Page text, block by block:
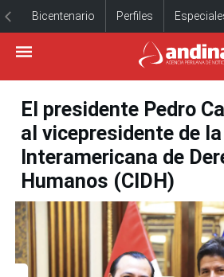
Bicentenario Perfiles
El presidente Pedro
al vicepresidente de
Interamericana de
Humanos (CIDH)